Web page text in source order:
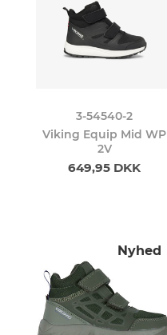
3-54540-2
Viking Equip Mid WP
2V
649,95 DKK
Nyhed